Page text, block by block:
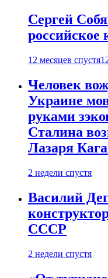
Сергей
российское
12 месяцев спустя
Человек
Украине
руками
Сталина
Лазаря
2 недели спустя
Василий
СССР
2 недели спустя